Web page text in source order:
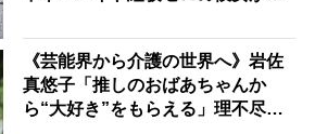
ながら自分らしくいられる」
《芸能界から介護の世界へ》岩佐
真悠子「推しのおばあちゃんか
ら“大好き”をもらえる」理不尽さ